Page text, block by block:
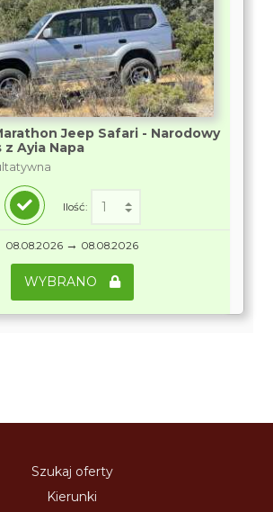
Jeep Safari - Narodowy
z Ayia Napa
Ilość:
08.08.2026 → 08.08.2026
WYBRANO
Szukaj oferty
Kierunki